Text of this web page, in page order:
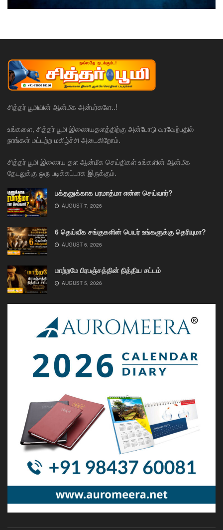
சித்தர் பூமியின் ஆன்மீக அன்பர்களே..!
உங்களை, சித்தர் பூமி இணையதளத்திற்கு அன்போடு வரவேற்பதில்
நாங்கள் மட்டற்ற மகிழ்ச்சி அடைகிறோம்.
சித்தர் பூமி இணைய தள ஆன்மீக செய்திகள் உங்களின் ஆன்மீக
தேடலுக்கு ஒரு படிக்கட்டாக இருக்கும்.
பக்தனுக்காக பரமாத்மா என்ன செய்வார்?
AUGUST 7, 2026
6 தெய்வீக சங்குகளின் பெயர் உங்களுக்கு தெரியுமா?
AUGUST 6, 2026
மாற்றமே பிரபஞ்சத்தின் நித்திய சட்டம்
AUGUST 5, 2026